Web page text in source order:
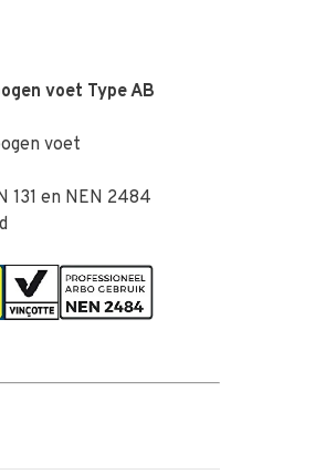
voet Type AB
voet
131 en NEN 2484